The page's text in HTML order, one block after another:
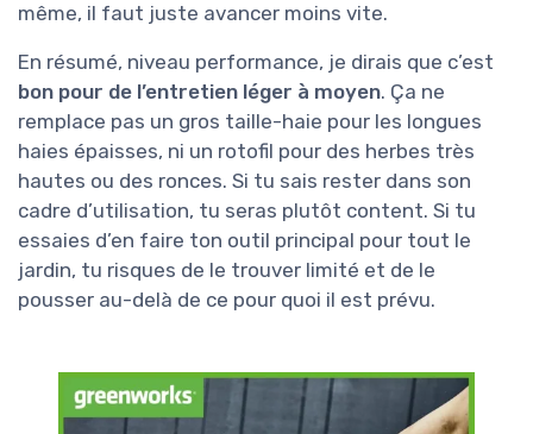
même, il faut juste avancer moins vite.
En résumé, niveau performance, je dirais que c’est
bon pour de l’entretien léger à moyen. Ça ne
remplace pas un gros taille-haie pour les longues
haies épaisses, ni un rotofil pour des herbes très
hautes ou des ronces. Si tu sais rester dans son
cadre d’utilisation, tu seras plutôt content. Si tu
essaies d’en faire ton outil principal pour tout le
jardin, tu risques de le trouver limité et de le
pousser au-delà de ce pour quoi il est prévu.